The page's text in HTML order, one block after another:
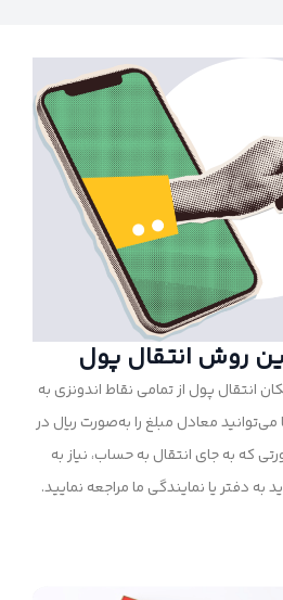
روش انتقال پول
انتقال پول از تمامی نقاط اندونزی به
می‌توانید معادل مبلغ را به‌صورت ریال در
که به جای انتقال به حساب، نیاز به
به دفتر یا نمایندگی ما مراجعه نمایید.